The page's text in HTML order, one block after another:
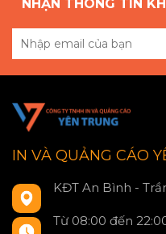
NHẬN THÔNG TIN
IN VÀ QUẢNG CÁO
KĐT An Bình -
Từ 08:00 đến